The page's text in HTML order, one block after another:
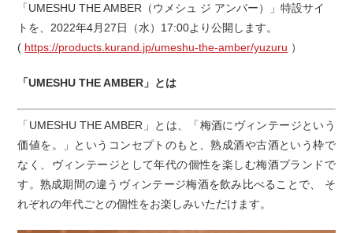
「UMESHU THE AMBER（ウメシュ ジ アンバー）」特設サイ
トを、2022年4月27日（水）17:00より公開します。
( https://products.kurand.jp/umeshu-the-amber/yuzuru ）
「UMESHU THE AMBER」とは
「UMESHU THE AMBER」とは、「梅酒にヴィンテージという
価値を。」というコンセプトのもと、熟成酒や古酒という枠で
なく、ヴィンテージとして年代の個性を楽しむ梅酒ブランドで
す。熟成期間の違うヴィンテージ梅酒を飲み比べることで、 そ
れぞれの年代ごとの個性をお楽しみいただけます。